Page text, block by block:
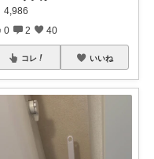
4,986
0 2 40
コレ いいね